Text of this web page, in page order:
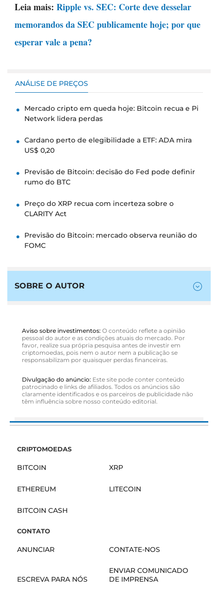
Leia mais: Ripple vs. SEC: Corte deve desselar
memorandos da SEC publicamente hoje; por que
esperar vale a pena?
ANÁLISE DE PREÇOS
Mercado cripto em queda hoje: Bitcoin recua e Pi
Network lidera perdas
Cardano perto de elegibilidade a ETF: ADA mira
US$ 0,20
Previsão de Bitcoin: decisão do Fed pode definir
rumo do BTC
Preço do XRP recua com incerteza sobre o
CLARITY Act
Previsão do Bitcoin: mercado observa reunião do
FOMC
SOBRE O AUTOR
Aviso sobre investimentos: O conteúdo reflete a opinião
pessoal do autor e as condições atuais do mercado. Por
favor, realize sua própria pesquisa antes de investir em
criptomoedas, pois nem o autor nem a publicação se
responsabilizam por quaisquer perdas financeiras.
Divulgação do anúncio: Este site pode conter conteúdo
patrocinado e links de afiliados. Todos os anúncios são
claramente identificados e os parceiros de publicidade não
têm influência sobre nosso conteúdo editorial.
CRIPTOMOEDAS
BITCOIN XRP
ETHEREUM LITECOIN
BITCOIN CASH
CONTATO
ANUNCIAR CONTATE-NOS
ESCREVA PARA NÓS
ENVIAR COMUNICADO
DE IMPRENSA